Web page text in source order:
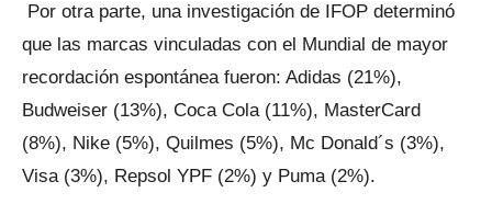
Por otra parte, una investigación de IFOP determinó
que las marcas vinculadas con el Mundial de mayor
recordación espontánea fueron: Adidas (21%),
Budweiser (13%), Coca Cola (11%), MasterCard
(8%), Nike (5%), Quilmes (5%), Mc Donald´s (3%),
Visa (3%), Repsol YPF (2%) y Puma (2%).